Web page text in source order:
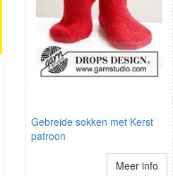
Gebreide sokken met Kerst
patroon
Meer info